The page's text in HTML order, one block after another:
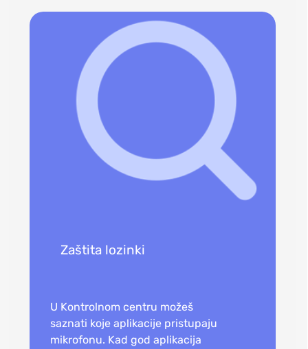
Zaštita lozinki
U Kontrolnom centru možeš
saznati koje aplikacije pristupaju
mikrofonu. Kad god aplikacija